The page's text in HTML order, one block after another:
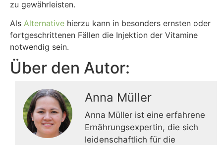
zu gewährleisten.
Als Alternative hierzu kann in besonders ernsten oder
fortgeschrittenen Fällen die Injektion der Vitamine
notwendig sein.
Über den Autor:
Anna Müller
Anna Müller ist eine erfahrene
Ernährungsexpertin, die sich
leidenschaftlich für die